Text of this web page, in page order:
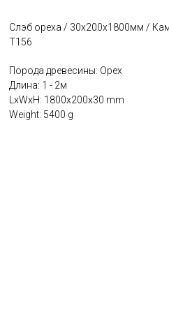
Слэб ореха / 30х200х1800мм /
Т156
Порода древесины: Орех
Длина: 1 - 2м
LxWxH: 1800x200x30 mm
Weight: 5400 g